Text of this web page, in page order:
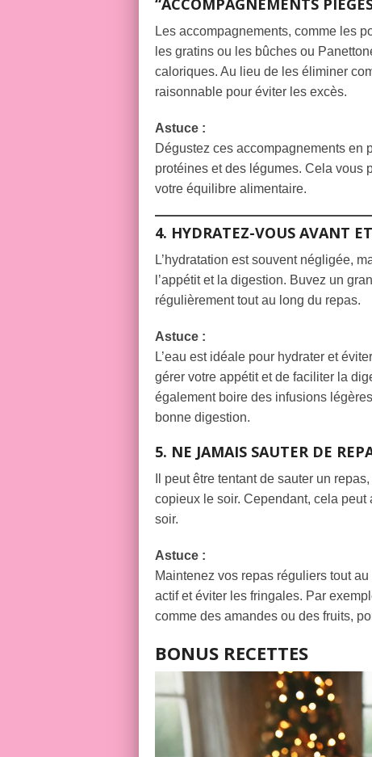
“ACCOMPAGNEMENTS
Les accompagnements, comme les
les gratins ou les bûches ou
caloriques. Au lieu de les éliminer
raisonnable pour éviter les excès.
Astuce :
Dégustez ces accompagnements en
protéines et des légumes. Cela vous
votre équilibre alimentaire.
4. HYDRATEZ-VOUS AVANT
L’hydratation est souvent négligée,
l’appétit et la digestion. Buvez un
régulièrement tout au long du repas.
Astuce :
L’eau est idéale pour hydrater et
gérer votre appétit et de faciliter la
également boire des infusions
bonne digestion.
5. NE JAMAIS SAUTER DE
Il peut être tentant de sauter un
copieux le soir. Cependant, cela peut
soir.
Astuce :
Maintenez vos repas réguliers tout
actif et éviter les fringales. Par
comme des amandes ou des fruits,
BONUS RECETTES